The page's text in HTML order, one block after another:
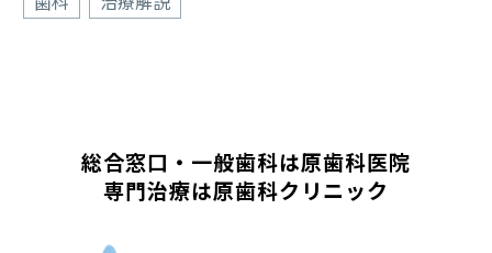
総合窓口・一般歯科は原歯科医院
専門治療は原歯科クリニック